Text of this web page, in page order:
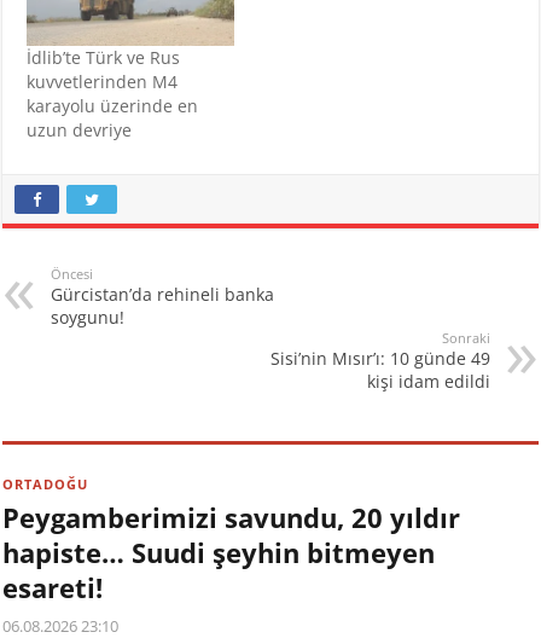
İdlib’te Türk ve Rus
kuvvetlerinden M4
karayolu üzerinde en
uzun devriye
Öncesi
Gürcistan’da rehineli banka
soygunu!
Sonraki
Sisi’nin Mısır’ı: 10 günde 49
kişi idam edildi
ORTADOĞU
Peygamberimizi savundu, 20 yıldır
hapiste… Suudi şeyhin bitmeyen
esareti!
06.08.2026 23:10